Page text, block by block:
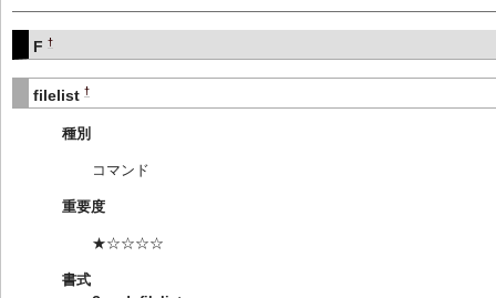
F †
filelist †
種別
コマンド
重要度
★☆☆☆☆
書式